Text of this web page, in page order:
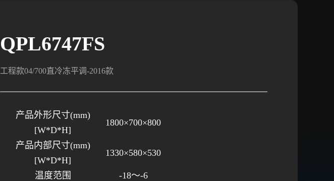
QPL6747FS
工程款04/700直冷冻平调-2016款
产品外形尺寸(mm)
[W*D*H]
1800×700×800
产品内部尺寸(mm)
[W*D*H]
1330×580×530
温度范围
-18～-6